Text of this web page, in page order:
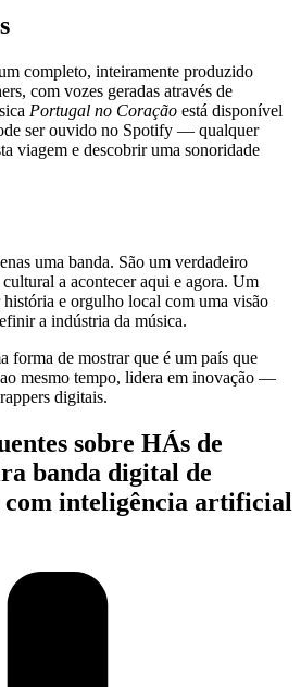
completo, inteiramente produzido
com vozes geradas através de
Portugal no Coração está disponível
ser ouvido no Spotify — qualquer
viagem e descobrir uma sonoridade
uma banda. São um verdadeiro
a acontecer aqui e agora. Um
e orgulho local com uma visão
a indústria da música.
forma de mostrar que é um país que
mesmo tempo, lidera em inovação —
digitais.
sobre HÁs de
banda digital de
inteligência artificial